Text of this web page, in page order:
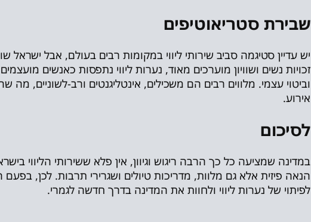
שבירת סטריאוטיפים
יש עדיין סטיגמה סביב שירותי ליווי במקומות רבים בעולם, אבל
זכויות נשים ושוויון מוערכים מאוד, נערות ליווי נתפסות כאנשים
וביטוי עצמי. מלווים רבים הם משכילים, אינטליגנטים ורב-לשוניים, מה
אירוע.
לסיכום
במדינה שמציעה כל כך הרבה ריגוש וגיוון, אין פלא ששירותי הליווי
הנאה פיזית אלא גם מלוות, מדריכות טיולים ושגרירי תרבות. לכן,
לפיתוי של נערות ליווי ולחוות את המדינה בדרך חדשה לגמרי.